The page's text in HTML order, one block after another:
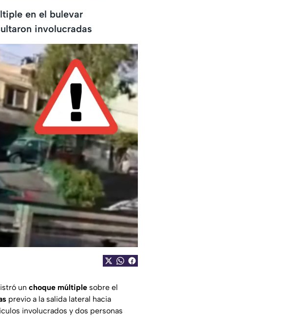
en el bulevar
involucradas
un choque múltiple sobre el
previo a la salida lateral hacia
involucrados y dos personas